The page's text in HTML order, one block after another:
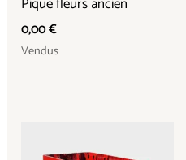
0,00€
Vendus